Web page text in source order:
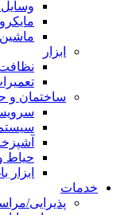
ابزار
ساختمان و
حیاط
ابزار
خدمات
پذیرایی/